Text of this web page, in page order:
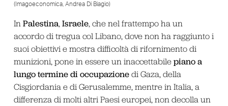
(Imagoeconomica, Andrea Di Biagio)
In Palestina, Israele, che nel frattempo ha un
accordo di tregua col Libano, dove non ha raggiunto i
suoi obiettivi e mostra difficoltà di rifornimento di
munizioni, pone in essere un inaccettabile piano a
lungo termine di occupazionedi Gaza, della
Cisgiordania e di Gerusalemme, mentre in Italia, a
differenza di molti altri Paesi europei, non decolla un